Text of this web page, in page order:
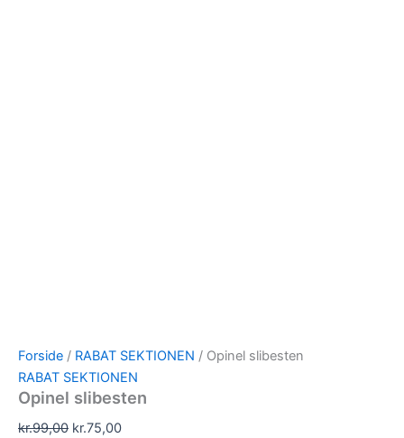
Forside / RABAT SEKTIONEN / Opinel slibesten
RABAT SEKTIONEN
Opinel slibesten
kr.99,00 kr.75,00